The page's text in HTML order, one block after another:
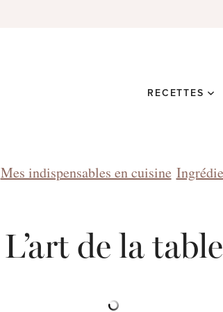
RECETTES
Mes indispensables en cuisine
L’art de la table